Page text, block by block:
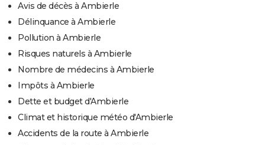
Avis de décès à Ambierle
Délinquance à Ambierle
Pollution à Ambierle
Risques naturels à Ambierle
Nombre de médecins à Ambierle
Impôts à Ambierle
Dette et budget d'Ambierle
Climat et historique météo d'Ambierle
Accidents de la route à Ambierle